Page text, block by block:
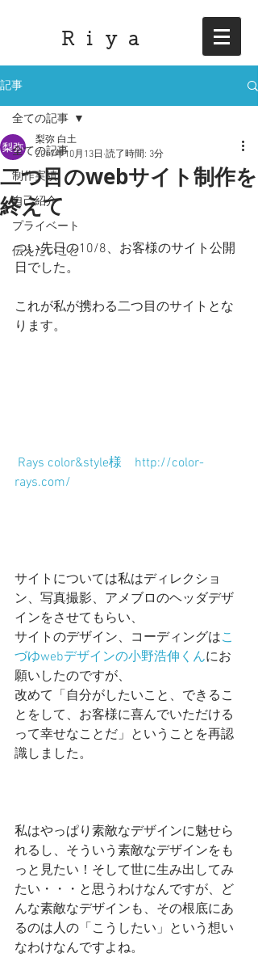
R i y a
記事
全ての記事
制作実績
自己紹介
プライベート
伝えたいこと
全ての記事
二つ目のwebサイト制作を
終えて
梨弥 白土
2017年10月13日 読了時間: 3分
つい先日の10/8、お客様のサイト公開
日でした。
これが私が携わる二つ目のサイトとな
ります。
rays.com/
サイトについては私はディレクショ
ン、写真撮影、アメブロのヘッダデザ
インをさせてもらい、
サイトのデザイン、コーディングはこ
づゆwebデザインの小野浩伸くんにお
願いしたのですが、
改めて「自分がしたいこと、できるこ
とをして、お客様に喜んでいただける
って幸せなことだ」ということを再認
識しました。
私はやっぱり素敵なデザインに魅せら
れるし、そういう素敵なデザインをも
っと見たい！そして世に生み出してみ
たい・・・と思うわけなんですが、ど
んな素敵なデザインも、その根底にあ
るのは人の「こうしたい」という想い
なわけなんですよね。